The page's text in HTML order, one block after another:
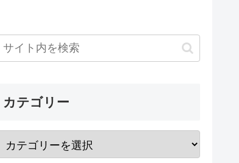
カテゴリー